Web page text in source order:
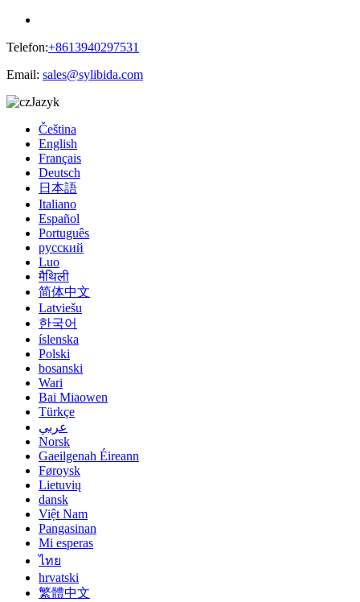
Telefon:+8613940297531
Email: sales@sylibida.com
Jazyk
Čeština
English
Français
Deutsch
日本語
Italiano
Español
Português
русский
Luo
मैथिली
简体中文
Latviešu
한국어
íslenska
Polski
bosanski
Wari
Bai Miaowen
Türkçe
عربي
Norsk
Gaeilgenah Éireann
Føroysk
Lietuvių
dansk
Việt Nam
Pangasinan
Mi esperas
ไทย
hrvatski
繁體中文